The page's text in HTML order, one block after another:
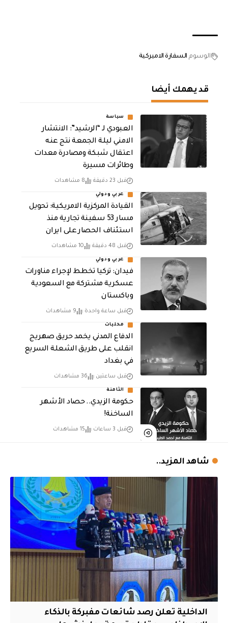
الوسوم السفارة الاميركية
قد يهمك أيضا
سياسة
العبودي لـ “الرشيد”: الانتشار
الامني ليلة الجمعة نتج عنه
اعتقال شبكة ومصادرة معدات
وطائرات مسيرة
قبل 23 دقيقة 8 مشاهدات
عربي ودولي
القيادة المركزية الامريكية: تحويل
مسار 53 سفينة تجارية منذ
استئناف الحصار على ايران
قبل 48 دقيقة 10 مشاهدات
عربي ودولي
فيدان: تركيا تخطط لإجراء مناورات
عسكرية مشتركة مع السعودية
وباكستان
قبل ساعة واحدة 9 مشاهدات
محليات
الدفاع المدني يخمد حريق صهريج
انقلب على طريق الشعلة السريع
في بغداد
قبل ساعتين 36 مشاهدات
الثامنة
حكومة الزيدي.. حصاد الأشهر
الساخنة!
قبل 3 ساعات 15 مشاهدات
شاهد المزيد..
الداخلية تعلن رصد شائعات مفبركة بالذكاء